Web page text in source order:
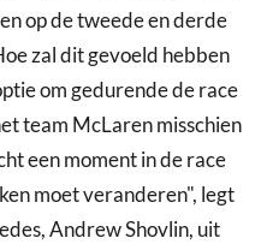
op de tweede en derde
zal dit gevoeld hebben
om gedurende de race
team McLaren misschien
een moment in de race
moet veranderen", legt
Andrew Shovlin, uit